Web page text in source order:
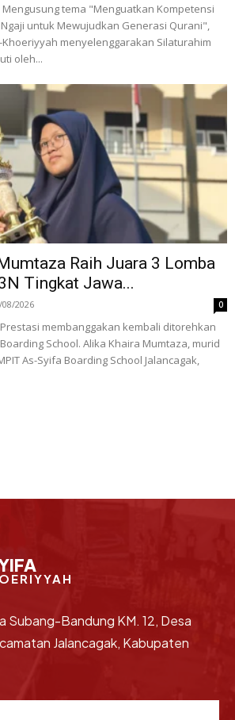
tema "Menguatkan Kompetensi
untuk Mewujudkan Generasi Qurani",
Khoeriyyah menyelenggarakan Silaturahim
oleh...
Raih Juara 3 Lomba
Tingkat Jawa...
08/2026 0
membanggakan kembali ditorehkan
School. Alika Khaira Mumtaza, murid
As-Syifa Boarding School Jalancagak,
Subang-Bandung KM. 12, Desa
Jalancagak, Kabupaten